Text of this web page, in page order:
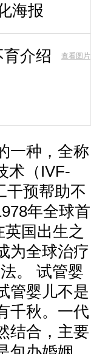
海报
介绍 查看图片
一种，全称
术（IVF-
干预帮助不
年全球首
英国出生之
为全球治疗
。 试管婴
管婴儿不是
千秋。一代
结合，主要